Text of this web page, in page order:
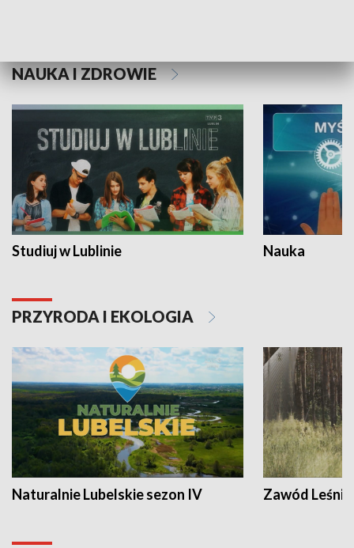
NAUKA I ZDROWIE
Studiuj w Lublinie Nauka
PRZYRODA I EKOLOGIA
Naturalnie Lubelskie sezon IV Zawód Leśnik